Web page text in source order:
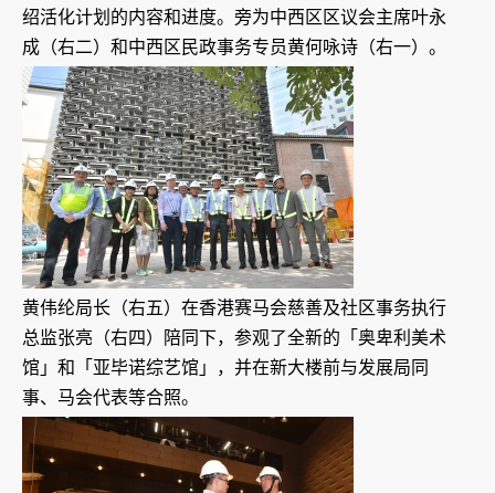
绍活化计划的内容和进度。旁为中西区区议会主席叶永
成（右二）和中西区民政事务专员黄何咏诗（右一）。
黄伟纶局长（右五）在香港赛马会慈善及社区事务执行
总监张亮（右四）陪同下，参观了全新的「奥卑利美术
馆」和「亚毕诺综艺馆」，并在新大楼前与发展局同
事、马会代表等合照。